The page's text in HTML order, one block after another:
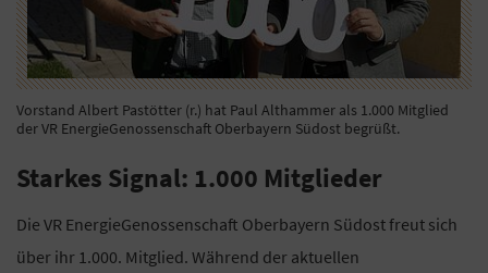
Vorstand Albert Pastötter (r.) hat Paul Althammer als 1.000 Mitglied
der VR EnergieGenossenschaft Oberbayern Südost begrüßt.
Starkes Signal: 1.000 Mitglieder
Die VR EnergieGenossenschaft Oberbayern Südost freut sich
über ihr 1.000. Mitglied. Während der aktuellen